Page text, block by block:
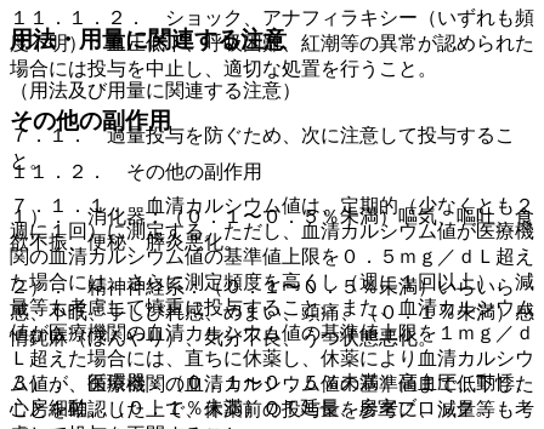
１１．１．２． ショック、アナフィラキシー（いずれも頻
度不明）：血圧低下、呼吸困難、紅潮等の異常が認められた
場合には投与を中止し、適切な処置を行うこと。
その他の副作用
１１．２． その他の副作用
１）． 消化器：（０．１〜０．５％未満）嘔気、嘔吐、食
欲不振、便秘、膵炎悪化。
２）． 精神神経系：（０．１〜０．５％未満）いらいら
感、不眠、手しびれ感、めまい、頭痛、（０．１％未満）感
情鈍麻（ぼんやり）、気分不良、うつ状態悪化。
３）． 循環器：（０．１〜０．５％未満）高血圧、動悸、
心房細動、（０．１％未満）ＱＴ延長、房室ブロック。
用法・用量に関連する注意
（用法及び用量に関連する注意）
７．１． 過量投与を防ぐため、次に注意して投与するこ
と。
７．１．１． 血清カルシウム値は、定期的（少なくとも２
週に１回）に測定する。ただし、血清カルシウム値が医療機
関の血清カルシウム値の基準値上限を０．５ｍｇ／ｄＬ超え
た場合には、さらに測定頻度を高くし（週に１回以上）、減
量等も考慮して慎重に投与すること。また、血清カルシウム
値が医療機関の血清カルシウム値の基準値上限を１ｍｇ／ｄ
Ｌ超えた場合には、直ちに休薬し、休薬により血清カルシウ
ム値が、医療機関の血清カルシウム値の基準値まで低下した
ことを確認した上で、休薬前の投与量を参考に、減量等も考